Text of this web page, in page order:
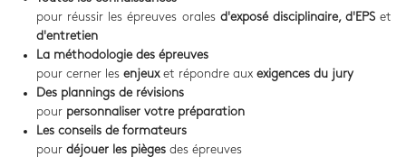
pour réussir les épreuves orales d'exposé disciplinaire, d'EPS et
d'entretien
La méthodologie des épreuves
pour cerner les enjeux et répondre aux exigences du jury
Des plannings de révisions
pour personnaliser votre préparation
Les conseils de formateurs
pour déjouer les pièges des épreuves